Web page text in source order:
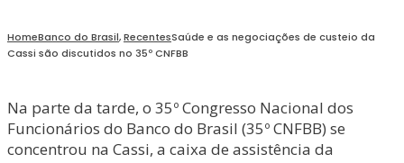
HomeBanco do Brasil,RecentesSaúde e as negociações de custeio da
Cassi são discutidos no 35º CNFBB
Na parte da tarde, o 35º Congresso Nacional dos
Funcionários do Banco do Brasil (35º CNFBB) se
concentrou na Cassi, a caixa de assistência da